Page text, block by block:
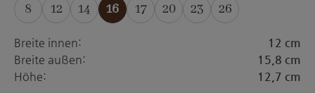
8
(Diese Option ist zurzeit nicht verfügbar.)
12
(Diese Option ist zurzeit nicht verfügbar.)
14
(Diese Option ist zurzeit nicht
16 17
(Diese Option ist zurzeit
20 23
(Diese Option ist
26
(Diese Option
Breite innen:
12 cm
Breite außen:
15,8 cm
Höhe:
12,7 cm